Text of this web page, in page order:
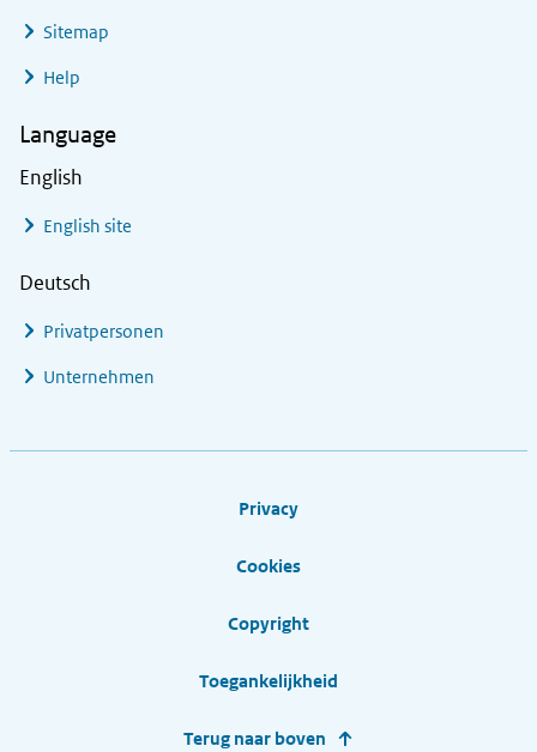
Sitemap
Help
Language
English
English site
Deutsch
Privatpersonen
Unternehmen
Privacy
Cookies
Copyright
Toegankelijkheid
Terug naar boven